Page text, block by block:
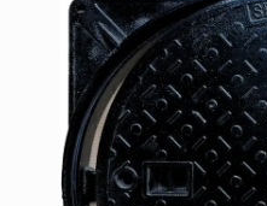
事業内容
制作事例
お問い合わせ
外部サイト
三鋼テクノ